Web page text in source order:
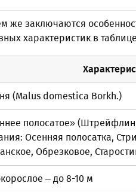
же заключаются
характеристик в
(Malus domestica Borkh.)
полосатое»
Осенняя полосатка,
Обрезковое,
– до 8-10 м